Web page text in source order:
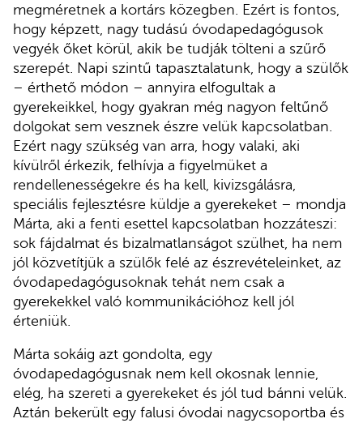
megméretnek a kortárs közegben. Ezért is fontos,
hogy képzett, nagy tudású óvodapedagógusok
vegyék őket körül, akik be tudják tölteni a szűrő
szerepét. Napi szintű tapasztalatunk, hogy a szülők
– érthető módon – annyira elfogultak a
gyerekeikkel, hogy gyakran még nagyon feltűnő
dolgokat sem vesznek észre velük kapcsolatban.
Ezért nagy szükség van arra, hogy valaki, aki
kívülről érkezik, felhívja a figyelmüket a
rendellenességekre és ha kell, kivizsgálásra,
speciális fejlesztésre küldje a gyerekeket – mondja
Márta, aki a fenti esettel kapcsolatban hozzáteszi:
sok fájdalmat és bizalmatlanságot szülhet, ha nem
jól közvetítjük a szülők felé az észrevételeinket, az
óvodapedagógusoknak tehát nem csak a
gyerekekkel való kommunikációhoz kell jól
érteniük.
Márta sokáig azt gondolta, egy
óvodapedagógusnak nem kell okosnak lennie,
elég, ha szereti a gyerekeket és jól tud bánni velük.
Aztán bekerült egy falusi óvodai nagycsoportba és